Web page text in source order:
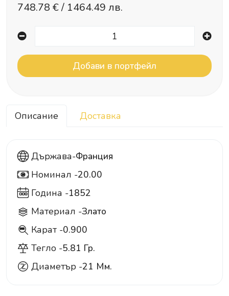
748.78 € / 1464.49 лв.
Описание Доставка
Държава-Франция
20 Номинал -20.00
Година -1852
Материал -Злато
900 Карат -0.900
Тегло -5.81 Гр.
Диаметър -21 Мм.